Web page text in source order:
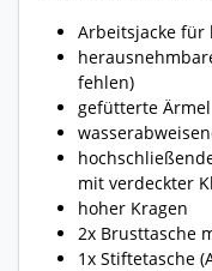
Arbeitsjacke für
fehlen)
gefütterte Ärmel
mit verdeckter
hoher Kragen
2x Brusttasche
1x Stiftetasche